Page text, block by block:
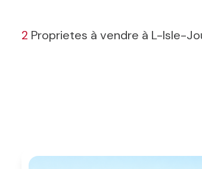
2 Proprietes à vendre à L-Isle-